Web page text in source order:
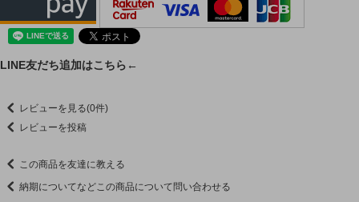
LINE友だち追加はこちら←
レビューを見る(0件)
レビューを投稿
この商品を友達に教える
納期についてなどこの商品について問い合わせる